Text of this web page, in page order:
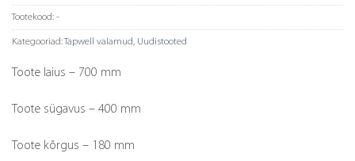
Tootekood: -
Kategooriad:Tapwell valamud, Uudistooted
Toote laius – 700 mm
Toote sügavus – 400 mm
Toote kõrgus – 180 mm